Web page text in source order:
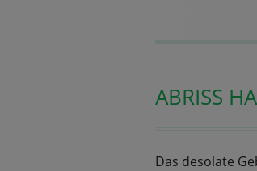
ABRISS
Das desolate